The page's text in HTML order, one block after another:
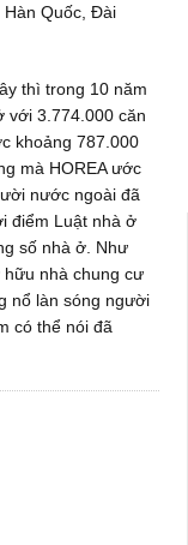
Quốc, Đài
thì trong 10 năm
với 3.774.000 căn
khoảng 787.000
mà HOREA ước
nước ngoài đã
điểm Luật nhà ở
số nhà ở. Như
nhà chung cư
nổ làn sóng người
có thể nói đã